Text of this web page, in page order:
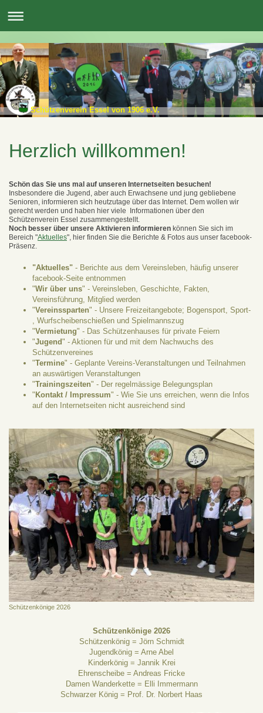
Schützenverein Essel von 1906 e.V.
Herzlich willkommen!
Schön das Sie uns mal auf unseren Internetseiten besuchen!
Insbesondere die Jugend, aber auch Erwachsene und jung gebliebene
Senioren, informieren sich heutzutage über das Internet. Dem wollen wir
gerecht werden und haben hier viele Informationen über den
Schützenverein Essel zusammengestellt.
Noch besser über unsere Aktivieren informieren können Sie sich im
Bereich "Aktuelles", hier finden Sie die Berichte & Fotos aus unser facebook-
Präsenz.
"Aktuelles" - Berichte aus dem Vereinsleben, häufig unserer
facebook-Seite entnommen
"Wir über uns" - Vereinsleben, Geschichte, Fakten,
Vereinsführung, Mitglied werden
"Vereinssparten" - Unsere Freizeitangebote; Bogensport, Sport-
, Wurfscheibenschießen und Spielmannszug
"Vermietung" - Das Schützenhauses für private Feiern
"Jugend" - Aktionen für und mit dem Nachwuchs des
Schützenvereines
"Termine" - Geplante Vereins-Veranstaltungen und Teilnahmen
an auswärtigen Veranstaltungen
"Trainingszeiten" - Der regelmässige Belegungsplan
" Kontakt / Impressum" - Wie Sie uns erreichen, wenn die Infos
auf den Internetseiten nicht ausreichend sind
Schützenkönige 2026
Schützenkönige 2026
Schützenkönig = Jörn Schmidt
Jugendkönig = Arne Abel
Kinderkönig = Jannik Krei
Ehrenscheibe = Andreas Fricke
Damen Wanderkette = Elli Immermann
Schwarzer König = Prof. Dr. Norbert Haas